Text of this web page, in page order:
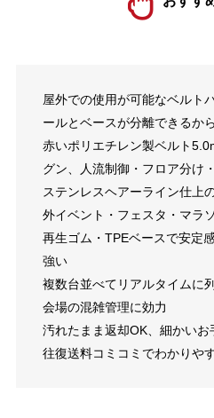
屋外での使用が可能なベルト
ールとベースが分離できるか
赤いポリエチレン製ベルト
グン、人流制御・フロア分け
ステンレスヘアーライン仕上
外イベント・フェスタ・マラ
再生ゴム・TPEベースで安定
強い
複数台並べてリアルタイムに
会場の混雑管理に効力
汚れたまま返却OK、細かい
往復送料コミコミでわかりや